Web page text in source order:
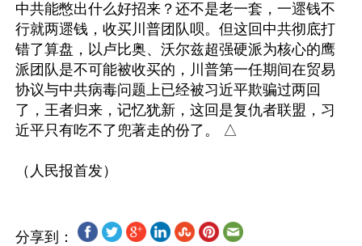
中共能憋出什么好招来？还不是老一套，一遝钱不
行就两遝钱，收买川普团队呗。但这回中共彻底打
错了算盘，以卢比奥、沃尔兹超强硬派为核心的鹰
派团队是不可能被收买的，川普第一任期间在贸易
协议与中共病毒问题上已经被习近平欺骗过两回
了，王者归来，记忆犹新，这回是复仇者联盟，习
近平只有吃不了兜著走的份了。 △
分享到：